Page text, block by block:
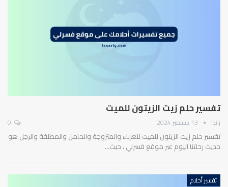
تفسير حلم زيت الزيتون للميت
راندا 13 ديسمبر 2024
تفسير حلم زيت الزيتون للميت للعزباء والمتزوجة والحامل والمطلقة والرجل هو
حديث رحلتنا اليوم عبر موقع فسرلي ، حيث…
تفسير أحلام